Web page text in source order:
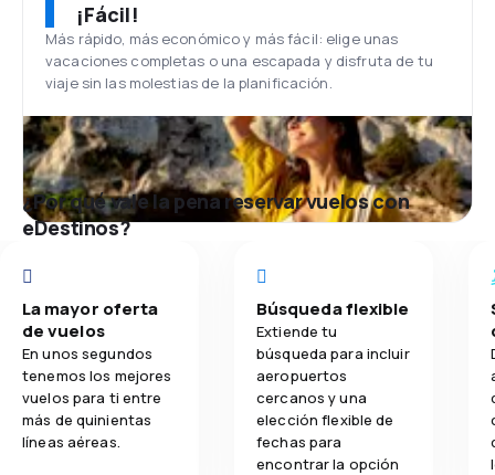
¡Fácil!
Más rápido, más económico y más fácil: elige unas
vacaciones completas o una escapada y disfruta de tu
viaje sin las molestias de la planificación.
¿Por qué vale la pena reservar vuelos con
eDestinos?
La mayor oferta
de vuelos
En unos segundos
tenemos los mejores
vuelos para ti entre
más de quinientas
líneas aéreas.
Búsqueda flexible
Extiende tu
búsqueda para incluir
aeropuertos
cercanos y una
elección flexible de
fechas para
encontrar la opción